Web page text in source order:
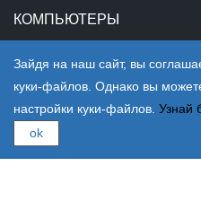
КОМПЬЮТЕРЫ
ТЕЛЕФОНЫ
МЕБЕЛЬ
Зайдя на наш сайт, вы
куки-файлов. Однако вы
настройки куки-файлов. Узнай
ok